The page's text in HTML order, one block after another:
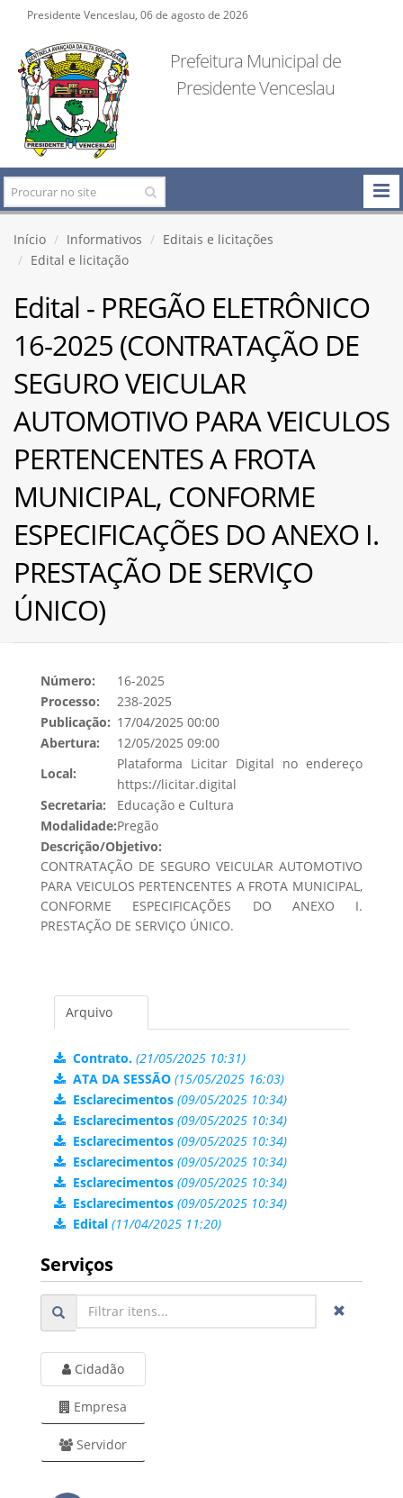
Presidente Venceslau, 06 de agosto de 2026
Prefeitura Municipal de
Presidente Venceslau
Início Informativos
Editais e licitações
Edital e licitação
Edital - PREGÃO ELETRÔNICO
16-2025 (CONTRATAÇÃO DE
SEGURO VEICULAR
AUTOMOTIVO PARA VEICULOS
PERTENCENTES A FROTA
MUNICIPAL, CONFORME
ESPECIFICAÇÕES DO ANEXO I.
PRESTAÇÃO DE SERVIÇO
ÚNICO)
Número:
16-2025
Processo:
238-2025
Publicação: 17/04/2025 00:00
Abertura:
12/05/2025 09:00
Local:
Plataforma Licitar Digital no endereço
https://licitar.digital
Secretaria:
Educação e Cultura
Modalidade:Pregão
Descrição/Objetivo:
CONTRATAÇÃO DE SEGURO VEICULAR AUTOMOTIVO
PARA VEICULOS PERTENCENTES A FROTA MUNICIPAL,
CONFORME ESPECIFICAÇÕES DO ANEXO I.
PRESTAÇÃO DE SERVIÇO ÚNICO.
Arquivo
Contrato. (21/05/2025 10:31)
ATA DA SESSÃO (15/05/2025 16:03)
Esclarecimentos (09/05/2025 10:34)
Esclarecimentos (09/05/2025 10:34)
Esclarecimentos (09/05/2025 10:34)
Esclarecimentos (09/05/2025 10:34)
Esclarecimentos (09/05/2025 10:34)
Esclarecimentos (09/05/2025 10:34)
Edital (11/04/2025 11:20)
Serviços
Cidadão
Empresa
Servidor